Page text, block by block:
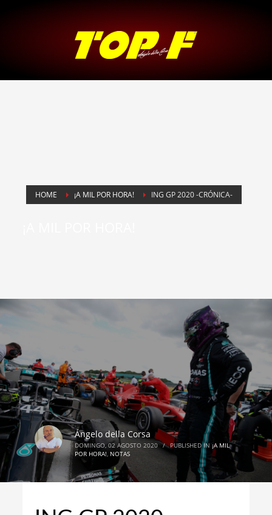
HOME ¡A MIL POR HORA! ING GP 2020 -CRÓNICA-
Ángelo della Corsa
DOMINGO, 02 AGOSTO 2020 / PUBLISHED IN¡A MIL
POR HORA!, NOTAS